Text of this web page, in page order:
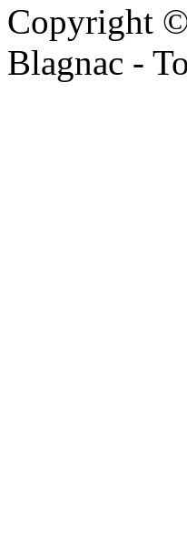
Copyright
Blagnac -